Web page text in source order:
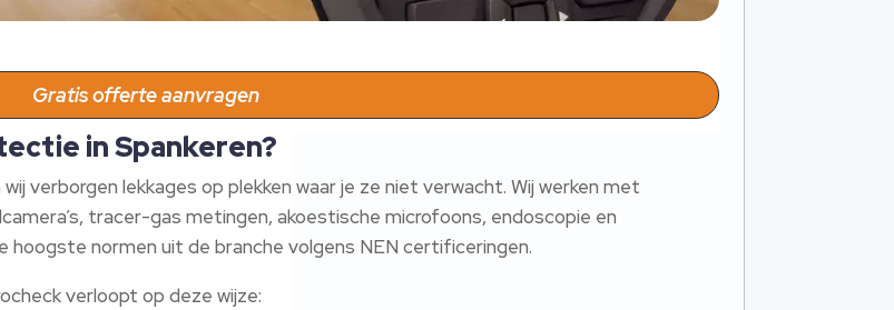
Gratis offerte aanvragen
in Spankeren?
verborgen lekkages op plekken waar je ze niet verwacht. Wij werken met
tracer-gas metingen, akoestische microfoons, endoscopie en
normen uit de branche volgens NEN certificeringen.
verloopt op deze wijze: